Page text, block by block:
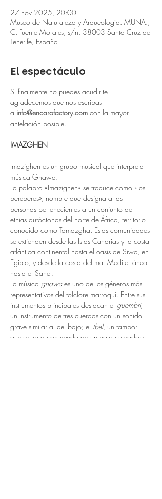
27 nov 2025, 20:00
Museo de Naturaleza y Arqueología. MUNA.,
C. Fuente Morales, s/n, 38003 Santa Cruz de
Tenerife, España
El espectáculo
Si finalmente no puedes acudir te
agradecemos que nos escribas
a info@encarofactory.com con la mayor
antelación posible.
IMAZGHEN
Imazighen es un grupo musical que interpreta
música Gnawa.
La palabra «Imazighen» se traduce como «los
bereberes», nombre que designa a las
personas pertenecientes a un conjunto de
etnias autóctonas del norte de África, territorio
conocido como Tamazgha. Estas comunidades
se extienden desde las Islas Canarias y la costa
atlántica continental hasta el oasis de Siwa, en
Egipto, y desde la costa del mar Mediterráneo
hasta el Sahel.
La música gnawa es uno de los géneros más
representativos del folclore marroquí. Entre sus
instrumentos principales destacan el guembri,
un instrumento de tres cuerdas con un sonido
grave similar al del bajo; el tbel, un tambor
que se toca con ayuda de un palo curvado; y